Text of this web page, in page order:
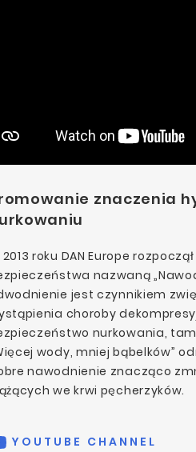
znaczenia
2013 roku DAN Europe
nazwaną
jest czynnikiem
choroby
nurkowania, tam
wody, mniej bąbelków”
nawodnienie znacząco
we krwi pęcherzyków.
YOUTUBE CHANNEL